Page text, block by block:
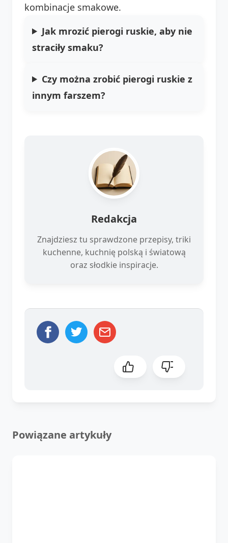
kombinacje smakowe.
Jak mrozić pierogi ruskie, aby nie
straciły smaku?
Czy można zrobić pierogi ruskie z
innym farszem?
Redakcja
Znajdziesz tu sprawdzone przepisy, triki
kuchenne, kuchnię polską i światową
oraz słodkie inspiracje.
Powiązane artykuły